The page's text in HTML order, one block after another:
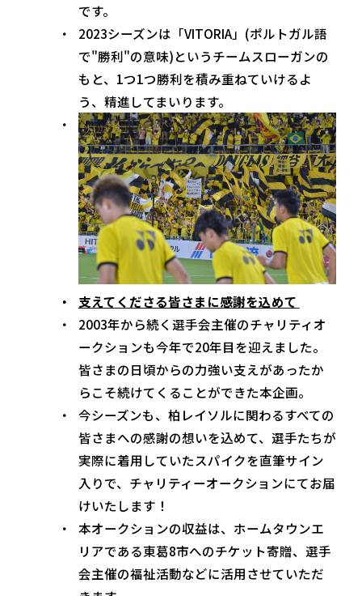
です。
2023シーズンは「VITORIA」(ポルトガル語
で"勝利"の意味)というチームスローガンの
もと、1つ1つ勝利を積み重ねていけるよ
う、精進してまいります。
支えてくださる皆さまに感謝を込めて
2003年から続く選手会主催のチャリティオ
ークションも今年で20年目を迎えました。
皆さまの日頃からの力強い支えがあったか
らこそ続けてくることができた本企画。
今シーズンも、柏レイソルに関わるすべての
皆さまへの感謝の想いを込めて、選手たちが
実際に着用していたスパイクを直筆サイン
入りで、チャリティーオークションにてお届
けいたします！
本オークションの収益は、ホームタウンエ
リアである東葛8市へのチケット寄贈、選手
会主催の福祉活動などに活用させていただ